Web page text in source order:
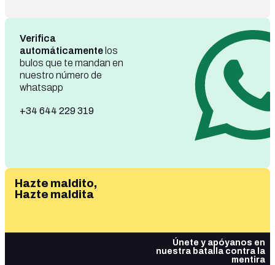
Verifica
automáticamente los
bulos que te mandan en
nuestro número de
whatsapp
+34 644 229 319
Hazte maldito,
Hazte maldita
Únete y apóyanos en
nuestra batalla contra la
mentira